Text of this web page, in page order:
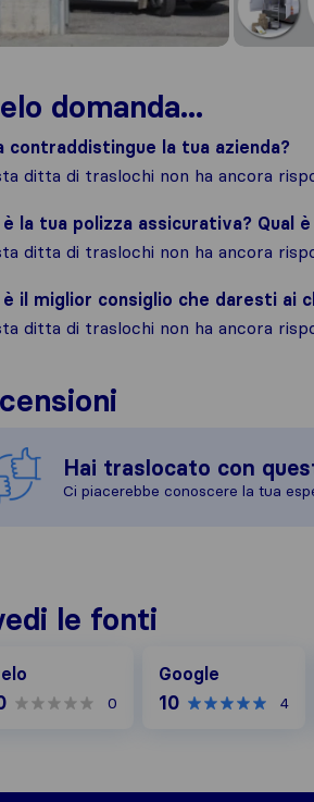
domanda...
contraddistingue la tua azienda?
ditta di traslochi non ha ancora
è la tua polizza assicurativa?
ditta di traslochi non ha ancora
è il miglior consiglio che daresti ai
ditta di traslochi non ha ancora
Hai traslocato con
Ci piacerebbe conoscere la tua
le fonti
0
Google
10 4